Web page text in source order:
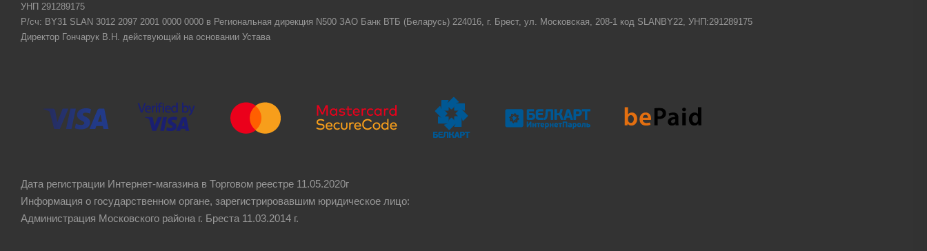
УНП 291289175
Р/сч: BY31 SLAN 3012 2097 2001 0000 0000 в Региональная дирекция N500 ЗАО Банк ВТБ (Беларусь) 224016, г. Брест, ул. Московская, 208-1 код SLANBY22, УНП:291289175
Директор Гончарук В.Н. действующий на основании Устава
Дата регистрации Интернет-магазина в Торговом реестре 11.05.2020г
Информация о государственном органе, зарегистрировавшим юридическое лицо:
Администрация Московского района г. Бреста 11.03.2014 г.